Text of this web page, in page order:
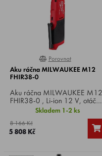
0%
Porovnat
Aku ráčna MILWAUKEE M12
FHIR38-0
Aku ráčna MILWAUKEE M12
FHIR38-0 , Li-ion 12 V, otáčky
0-450/min, max. utahovací
moment 47 Nm, upínání 3/8"
čtyřhran, hmotnost 1 kg.
Skladem 1-2 ks
8 166 Kč
5 808 Kč